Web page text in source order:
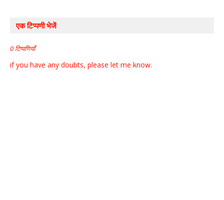
एक टिप्पणी भेजें
0 टिप्पणियाँ
if you have any doubts, please let me know.